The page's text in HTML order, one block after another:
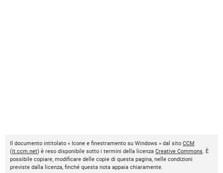
Il documento intitolato « Icone e finestramento su Windows » dal sito CCM
(it.ccm.net) è reso disponibile sotto i termini della licenza Creative Commons. È
possibile copiare, modificare delle copie di questa pagina, nelle condizioni
previste dalla licenza, finché questa nota appaia chiaramente.